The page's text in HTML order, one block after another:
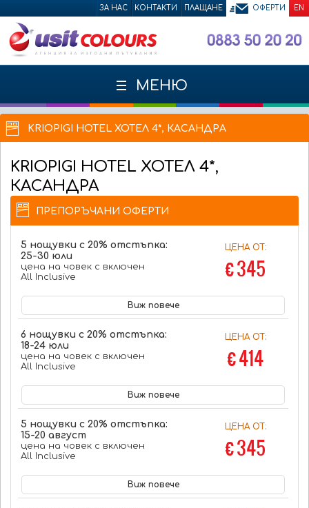
ЗА НАС КОНТАКТИ ПЛАЩАНЕ ОФЕРТИ EN
МЕНЮ
KRIOPIGI HOTEL ХОТЕЛ 4*, КАСАНДРА
KRIOPIGI HOTEL ХОТЕЛ 4*,
КАСАНДРА
ПРЕПОРЪЧАНИ ОФЕРТИ
5 нощувки с 20% отстъпка:
25-30 юли
цена на човек с включен
All Inclusive
ЦЕНА ОТ:
€ 345
Виж повече
6 нощувки с 20% отстъпка:
18-24 юли
цена на човек с включен
All Inclusive
ЦЕНА ОТ:
€ 414
Виж повече
5 нощувки с 20% отстъпка:
15-20 август
цена на човек с включен
All Inclusive
ЦЕНА ОТ:
€ 345
Виж повече